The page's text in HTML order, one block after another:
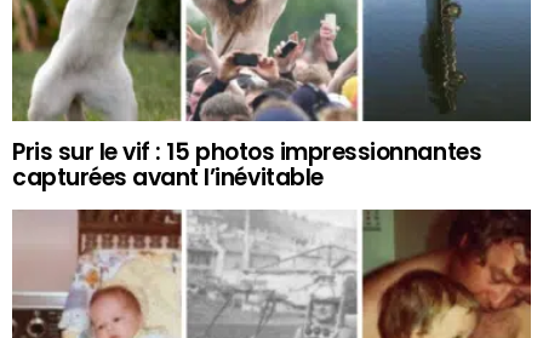
Pris sur le vif : 15 photos impressionnantes
capturées avant l’inévitable